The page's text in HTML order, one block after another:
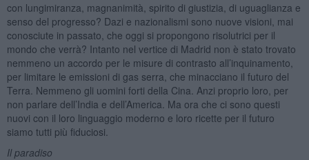
con lungimiranza, magnanimità, spirito di giustizia, di uguaglianza e
senso del progresso? Dazi e nazionalismi sono nuove visioni, mai
conosciute in passato, che oggi si propongono risolutrici per il
mondo che verrà? Intanto nel vertice di Madrid non è stato trovato
nemmeno un accordo per le misure di contrasto all’inquinamento,
per limitare le emissioni di gas serra, che minacciano il futuro del
Terra. Nemmeno gli uomini forti della Cina. Anzi proprio loro, per
non parlare dell’India e dell’America. Ma ora che ci sono questi
nuovi con il loro linguaggio moderno e loro ricette per il futuro
siamo tutti più fiduciosi.
Il paradiso